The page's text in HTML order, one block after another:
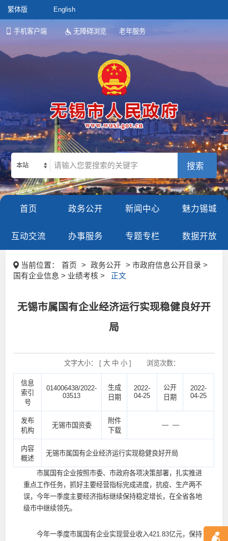
繁体版 English
手机客户端 无障碍浏览 老年服务
本站
首页 政务公开 新闻中心 魅力锡城
互动交流 办事服务 专题专栏 数据开放
当前位置： 首页 > 政务公开
> 市政府信息公开目录 >
国有企业信息 > 业绩考核 >
正文
无锡市属国有企业经济运行实现稳健良好开
局
文字大小： [ 大 中 小] 浏览次数：
信息
索引
号
014006438/2022-
03513
生成
日期
2022-
04-25
公开
日期
2022-
04-25
发布
机构
无锡市国资委
附件
下载
— —
内容
概述
无锡市属国有企业经济运行实现稳健良好开局
市属国有企业按照市委、市政府各项决策部署，扎实推进
重点工作任务，抓好主要经营指标完成进度，抗疫、生产两不
误，今年一季度主要经济指标继续保持稳定增长，在全省各地
级市中继续领先。
今年一季度市属国有企业实现营业收入421.83亿元，保持